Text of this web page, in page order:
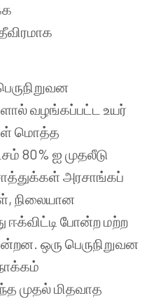
வழங்கப்பட்ட உயர்
மொத்த
80% ஐ முதலீடு
அரசாங்கப்
நிலையான
போன்ற மற்ற
ஒரு பெருநிறுவன
முதல் மிதவாத